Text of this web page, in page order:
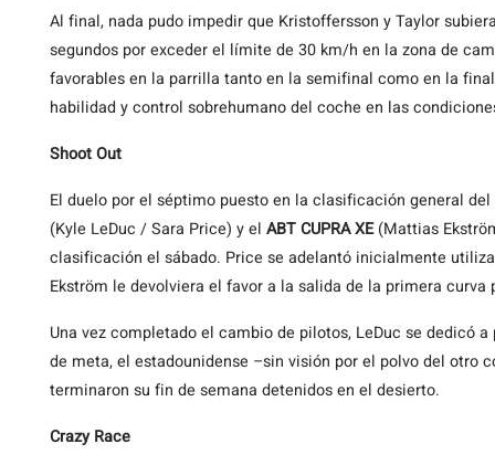
Al final, nada pudo impedir que Kristoffersson y Taylor
segundos por exceder el límite de 30 km/h en la zona de
favorables en la parrilla tanto en la semifinal como en la
habilidad y control sobrehumano del coche en las
Shoot Out
El duelo por el séptimo puesto en la clasificación general
(Kyle LeDuc / Sara Price) y el ABT CUPRA XE(Mattias
clasificación el sábado. Price se adelantó inicialmente
Ekström le devolviera el favor a la salida de la primera
Una vez completado el cambio de pilotos, LeDuc se dedicó
de meta, el estadounidense –sin visión por el polvo del otro
terminaron su fin de semana detenidos en el desierto.
Crazy Race